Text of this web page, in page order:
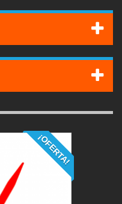
¡OFERTA!